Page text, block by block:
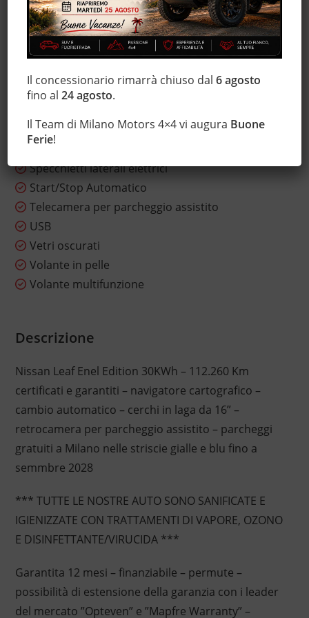
Monitoraggio pressione pneumatici
MP3
Sedile posteriore sdoppiato
Sensore di luce
Sensore di pioggia
Sistema di navigazione
Specchietti laterali elettrici
Start/Stop Automatico
Telecamera per parcheggio assistito
USB
Vetri oscurati
Volante in pelle
Volante multifunzione
Descrizione
Nissan Leaf Enel Edition 30KWh – 112.260 Km
certificati e garantiti – navigatore cartografico –
cambio automatico – cerchi in laga da 16” –
retrocamera per parcheggio assistito – parcheggi
gratuiti a Milano nelle striscie gialle e blu fino a
semmbre 2028
*** TUTTE LE NOSTRE AUTO SONO SANIFICATE E
IGIENIZZATE CON TRATTAMENTI DI VAPORE, OZONO
E DISINFETTANTE/VIRUCIDA ***
Garantita 12 mesi – finanziabile – permute –
possibilità di estensione della garanzia con i leader
del mercato ”Opteven” e ”Mapfre Warranty” –
Il concessionario rimarrà chiuso dal6 agosto
fino al24 agosto.
Il Team di Milano Motors 4×4 vi augura Buone
Ferie!